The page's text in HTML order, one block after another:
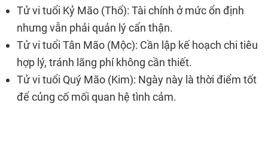
Tử vi tuổi Kỷ Mão (Thổ): Tài chính ở mức ổn định
nhưng vẫn phải quản lý cẩn thận.
Tử vi tuổi Tân Mão (Mộc): Cần lập kế hoạch chi tiêu
hợp lý, tránh lãng phí không cần thiết.
Tử vi tuổi Quý Mão (Kim): Ngày này là thời điểm tốt
để củng cố mối quan hệ tình cảm.